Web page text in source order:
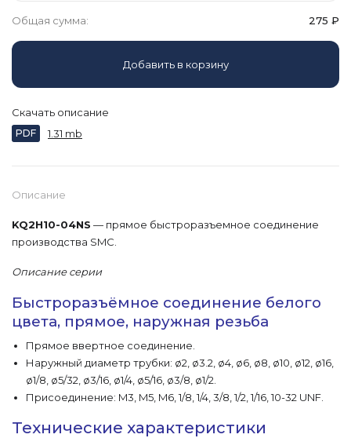
Описание
KQ2H10-04NS — прямое быстроразъемное соединение
производства SMC.
Описание серии
Быстроразъёмное соединение белого
цвета, прямое, наружная резьба
Прямое ввертное соединение.
Наружный диаметр трубки: ø2, ø3.2, ø4, ø6, ø8, ø10, ø12, ø16,
ø1/8, ø5/32, ø3/16, ø1/4, ø5/16, ø3/8, ø1/2.
Присоединение: M3, M5, M6, 1/8, 1/4, 3/8, 1/2, 1/16, 10-32 UNF.
Технические характеристики
Общая сумма: 275 ₽
Добавить в корзину
Скачать описание
PDF 1.31 mb